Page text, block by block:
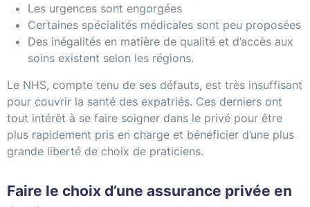
Les urgences sont engorgées
Certaines spécialités médicales sont peu proposées
Des inégalités en matière de qualité et d’accès aux
soins existent selon les régions.
Le NHS, compte tenu de ses défauts, est très insuffisant
pour couvrir la santé des expatriés. Ces derniers ont
tout intérêt à se faire soigner dans le privé pour être
plus rapidement pris en charge et bénéficier d’une plus
grande liberté de choix de praticiens.
Faire le choix d’une assurance privée en